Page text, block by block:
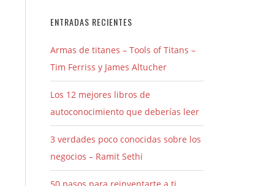
ENTRADAS RECIENTES
Armas de titanes – Tools of Titans –
Tim Ferriss y James Altucher
Los 12 mejores libros de
autoconocimiento que deberías leer
3 verdades poco conocidas sobre los
negocios – Ramit Sethi